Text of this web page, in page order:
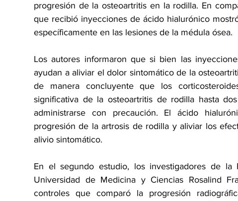
progresión de la osteoartritis en la rodilla. En
que recibió inyecciones de ácido hialurónico
específicamente en las lesiones de la médula ósea.
Los autores informaron que si bien las
ayudan a aliviar el dolor sintomático de la
de manera concluyente que los
significativa de la osteoartritis de rodilla hasta
administrarse con precaución. El ácido
progresión de la artrosis de rodilla y aliviar los
alivio sintomático.
En el segundo estudio, los investigadores de
Universidad de Medicina y Ciencias Rosalind
controles que comparó la progresión